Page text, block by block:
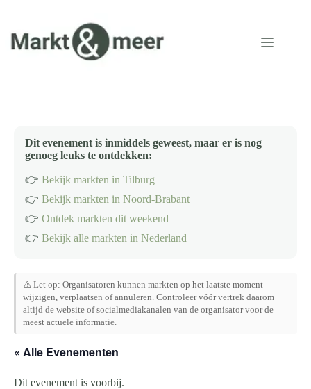
inhoud
Dit evenement is inmiddels geweest, maar er is nog
genoeg leuks te ontdekken:
👉 Bekijk markten in Tilburg
👉 Bekijk markten in Noord-Brabant
👉 Ontdek markten dit weekend
👉 Bekijk alle markten in Nederland
⚠️ Let op: Organisatoren kunnen markten op het laatste moment
wijzigen, verplaatsen of annuleren. Controleer vóór vertrek daarom
altijd de website of socialmediakanalen van de organisator voor de
meest actuele informatie.
« Alle Evenementen
Dit evenement is voorbij.